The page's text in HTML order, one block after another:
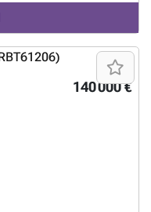
140 000 €